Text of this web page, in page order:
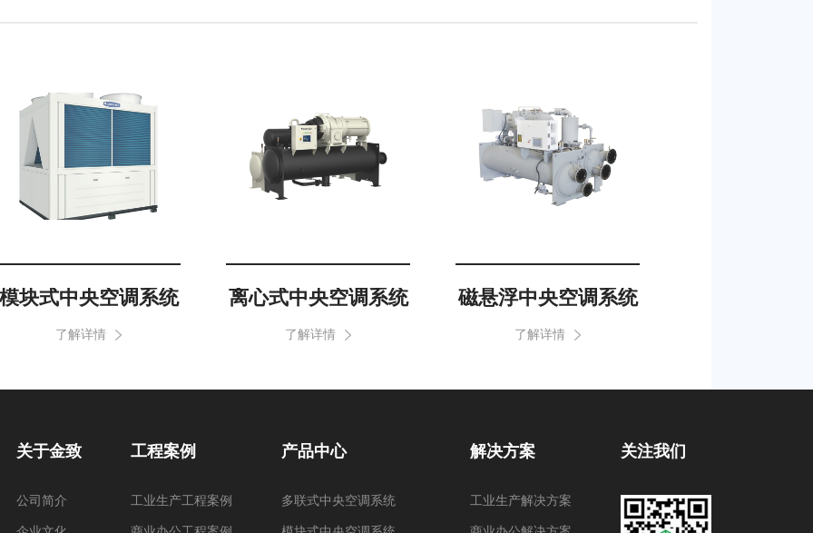
块式中央空调系统
了解详情
离心式中央空调系统
了解详情
磁悬浮中央空调系统
了解详情
关于金致
公司简介
工程案例
工业生产工程案例
产品中心
多联式中央空调系统
解决方案
工业生产解决方案
关注我们